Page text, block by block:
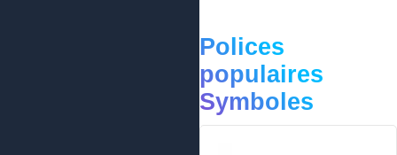
Polices
populaires
Symboles